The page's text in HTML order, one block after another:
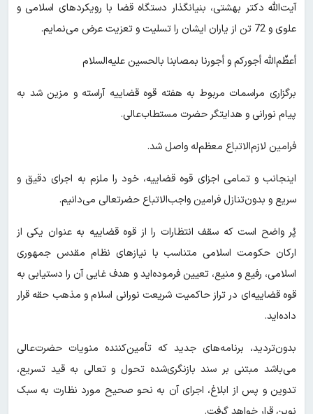
آیت‌الله دکتر بهشتی، بنیانگذار دستگاه قضا با رویکردهای اسلامی و
علوی و 72 تن از یاران ایشان را تسلیت و تعزیت عرض می‌نمایم.
أعظّم‌الله أجورکم و أجورنا بمصابنا بالحسین علیه‌السلام
برگزاری مراسمات مربوط به هفته قوه قضاییه آراسته و مزین شد به
پیام نورانی و هدایتگر حضرت مستطاب‌عالی.
فرامین لازم‌الاتباع معظم‌له واصل شد.
اینجانب و تمامی اجزای قوه قضاییه، خود را ملزم به اجرای دقیق و
سریع و بدون‌تنازل فرامین واجب‌الاتباع حضرتعالی می‌دانیم.
پُر واضح است که سقف انتظارات را از قوه قضاییه به عنوان یکی از
ارکان حکومت اسلامی متناسب با نیازهای نظام مقدس جمهوری
اسلامی، رفیع و منیع، تعیین فرموده‌اید و هدف غایی آن را دستیابی به
قوه قضاییه‌ای در تراز حاکمیت شریعت نورانی اسلام و مذهب حقه قرار
داده‌اید.
بدون‌تردید، برنامه‌های جدید که تأمین‌کننده منویات حضرت‌عالی
می‌باشد مبتنی بر سند بازنگری‌شده تحول و تعالی به قید تسریع،
تدوین و پس از ابلاغ، اجرای آن به نحو صحیح مورد نظارت به سبک